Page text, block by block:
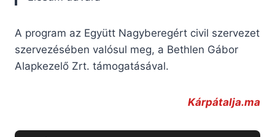
A program az Együtt Nagyberegért civil szervezet
szervezésében valósul meg, a Bethlen Gábor
Alapkezelő Zrt. támogatásával.
Kárpátalja.ma